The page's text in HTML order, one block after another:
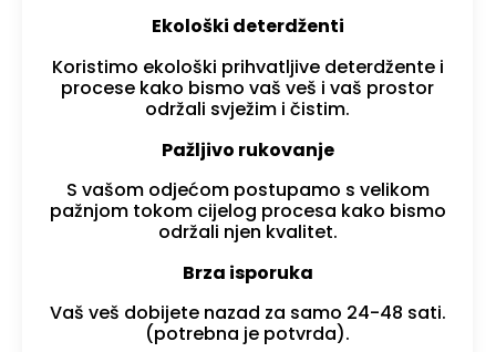
Ekološki deterdženti
Koristimo ekološki prihvatljive deterdžente i
procese kako bismo vaš veš i vaš prostor
održali svježim i čistim.
Pažljivo rukovanje
S vašom odjećom postupamo s velikom
pažnjom tokom cijelog procesa kako bismo
održali njen kvalitet.
Brza isporuka
Vaš veš dobijete nazad za samo 24-48 sati.
(potrebna je potvrda).